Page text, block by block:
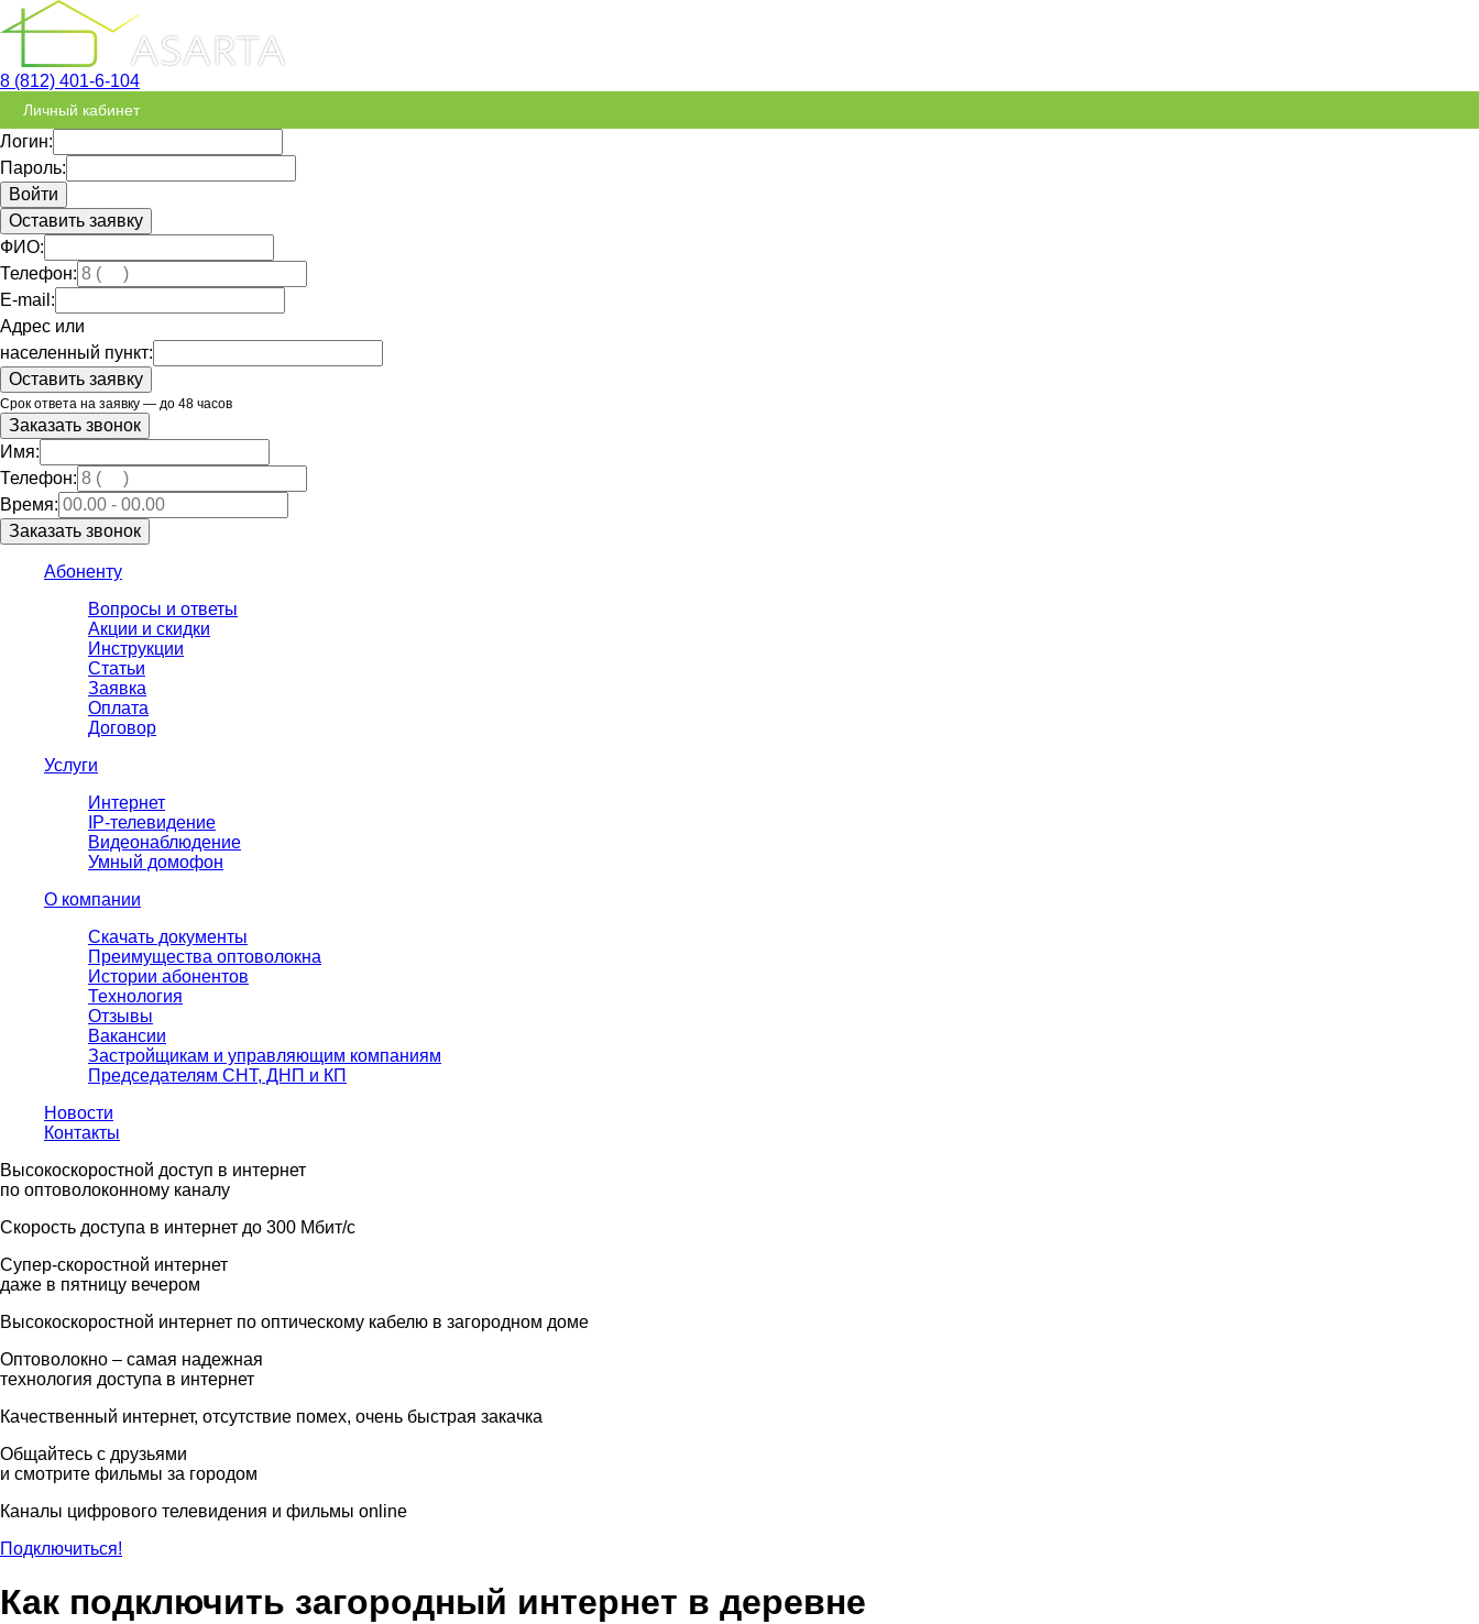
8 (812) 401-6-104
Личный кабинет
Логин:
Пароль:
Оставить заявку
ФИО:
Телефон:
E-mail:
Адрес или
населенный пункт:
Срок ответа на заявку — до 48 часов
Заказать звонок
Имя:
Телефон:
Время:
Абоненту
Вопросы и ответы
Акции и скидки
Инструкции
Статьи
Заявка
Оплата
Договор
Услуги
Интернет
IP-телевидение
Видеонаблюдение
Умный домофон
О компании
Скачать документы
Преимущества оптоволокна
Истории абонентов
Технология
Отзывы
Вакансии
Застройщикам и управляющим компаниям
Председателям СНТ, ДНП и КП
Новости
Контакты
Высокоскоростной доступ в интернет
по оптоволоконному каналу
Скорость доступа в интернет до 300 Мбит/с
Супер-скоростной интернет
даже в пятницу вечером
Высокоскоростной интернет по оптическому кабелю в загородном доме
Оптоволокно – самая надежная
технология доступа в интернет
Качественный интернет, отсутствие помех, очень быстрая закачка
Общайтесь с друзьями
и смотрите фильмы за городом
Каналы цифрового телевидения и фильмы online
Подключиться!
Как подключить загородный интернет в деревне